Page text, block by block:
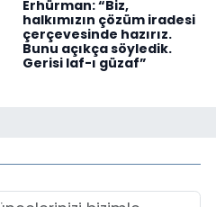
Erhürman: “Biz,
halkımızın çözüm iradesi
çerçevesinde hazırız.
Bunu açıkça söyledik.
Gerisi laf-ı güzaf”